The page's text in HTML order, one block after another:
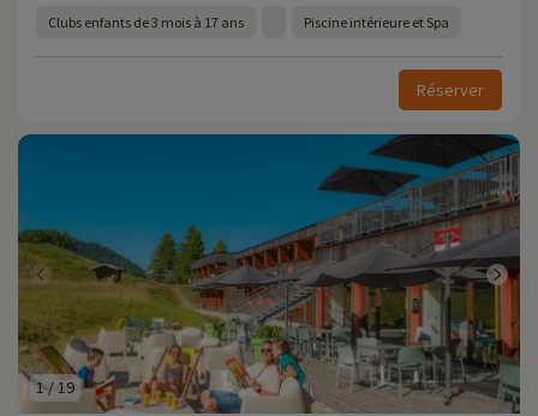
Clubs enfants de 3 mois à 17 ans Piscine intérieure et Spa
Réserver
1/ 19